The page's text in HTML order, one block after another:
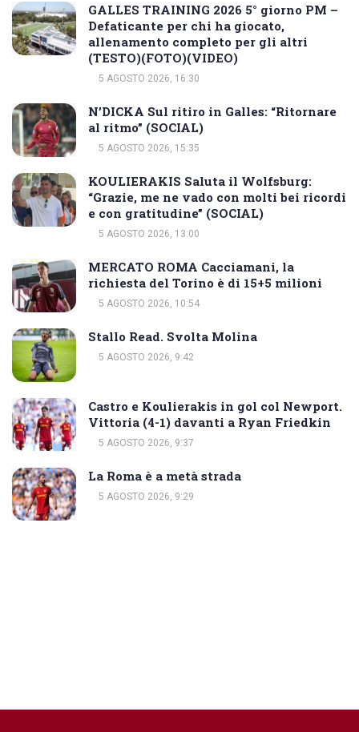
GALLES TRAINING 2026 5° giorno PM –
Defaticante per chi ha giocato,
allenamento completo per gli altri
(TESTO)(FOTO)(VIDEO)
5 AGOSTO 2026, 16:30
N’DICKA Sul ritiro in Galles: “Ritornare
al ritmo” (SOCIAL)
5 AGOSTO 2026, 15:35
KOULIERAKIS Saluta il Wolfsburg:
“Grazie, me ne vado con molti bei ricordi
e con gratitudine” (SOCIAL)
5 AGOSTO 2026, 13:00
MERCATO ROMA Cacciamani, la
richiesta del Torino è di 15+5 milioni
5 AGOSTO 2026, 10:54
Stallo Read. Svolta Molina
5 AGOSTO 2026, 9:42
Castro e Koulierakis in gol col Newport.
Vittoria (4-1) davanti a Ryan Friedkin
5 AGOSTO 2026, 9:37
La Roma è a metà strada
5 AGOSTO 2026, 9:29